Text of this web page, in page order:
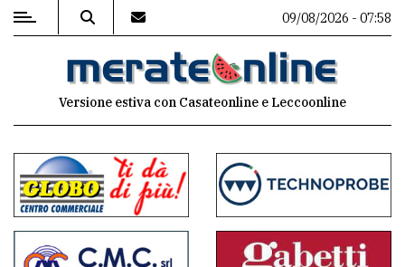
MENU
commenti
Contenuti
del
09/08/2026 - 07:58
Versione estiva con Casateonline e Leccoonline